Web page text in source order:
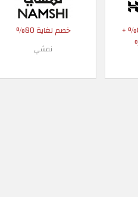
خصومات حتى 85% +
خصم لغاية 80%
نمشي